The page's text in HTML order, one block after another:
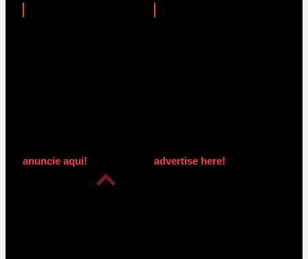
anuncie aqui! advertise here!